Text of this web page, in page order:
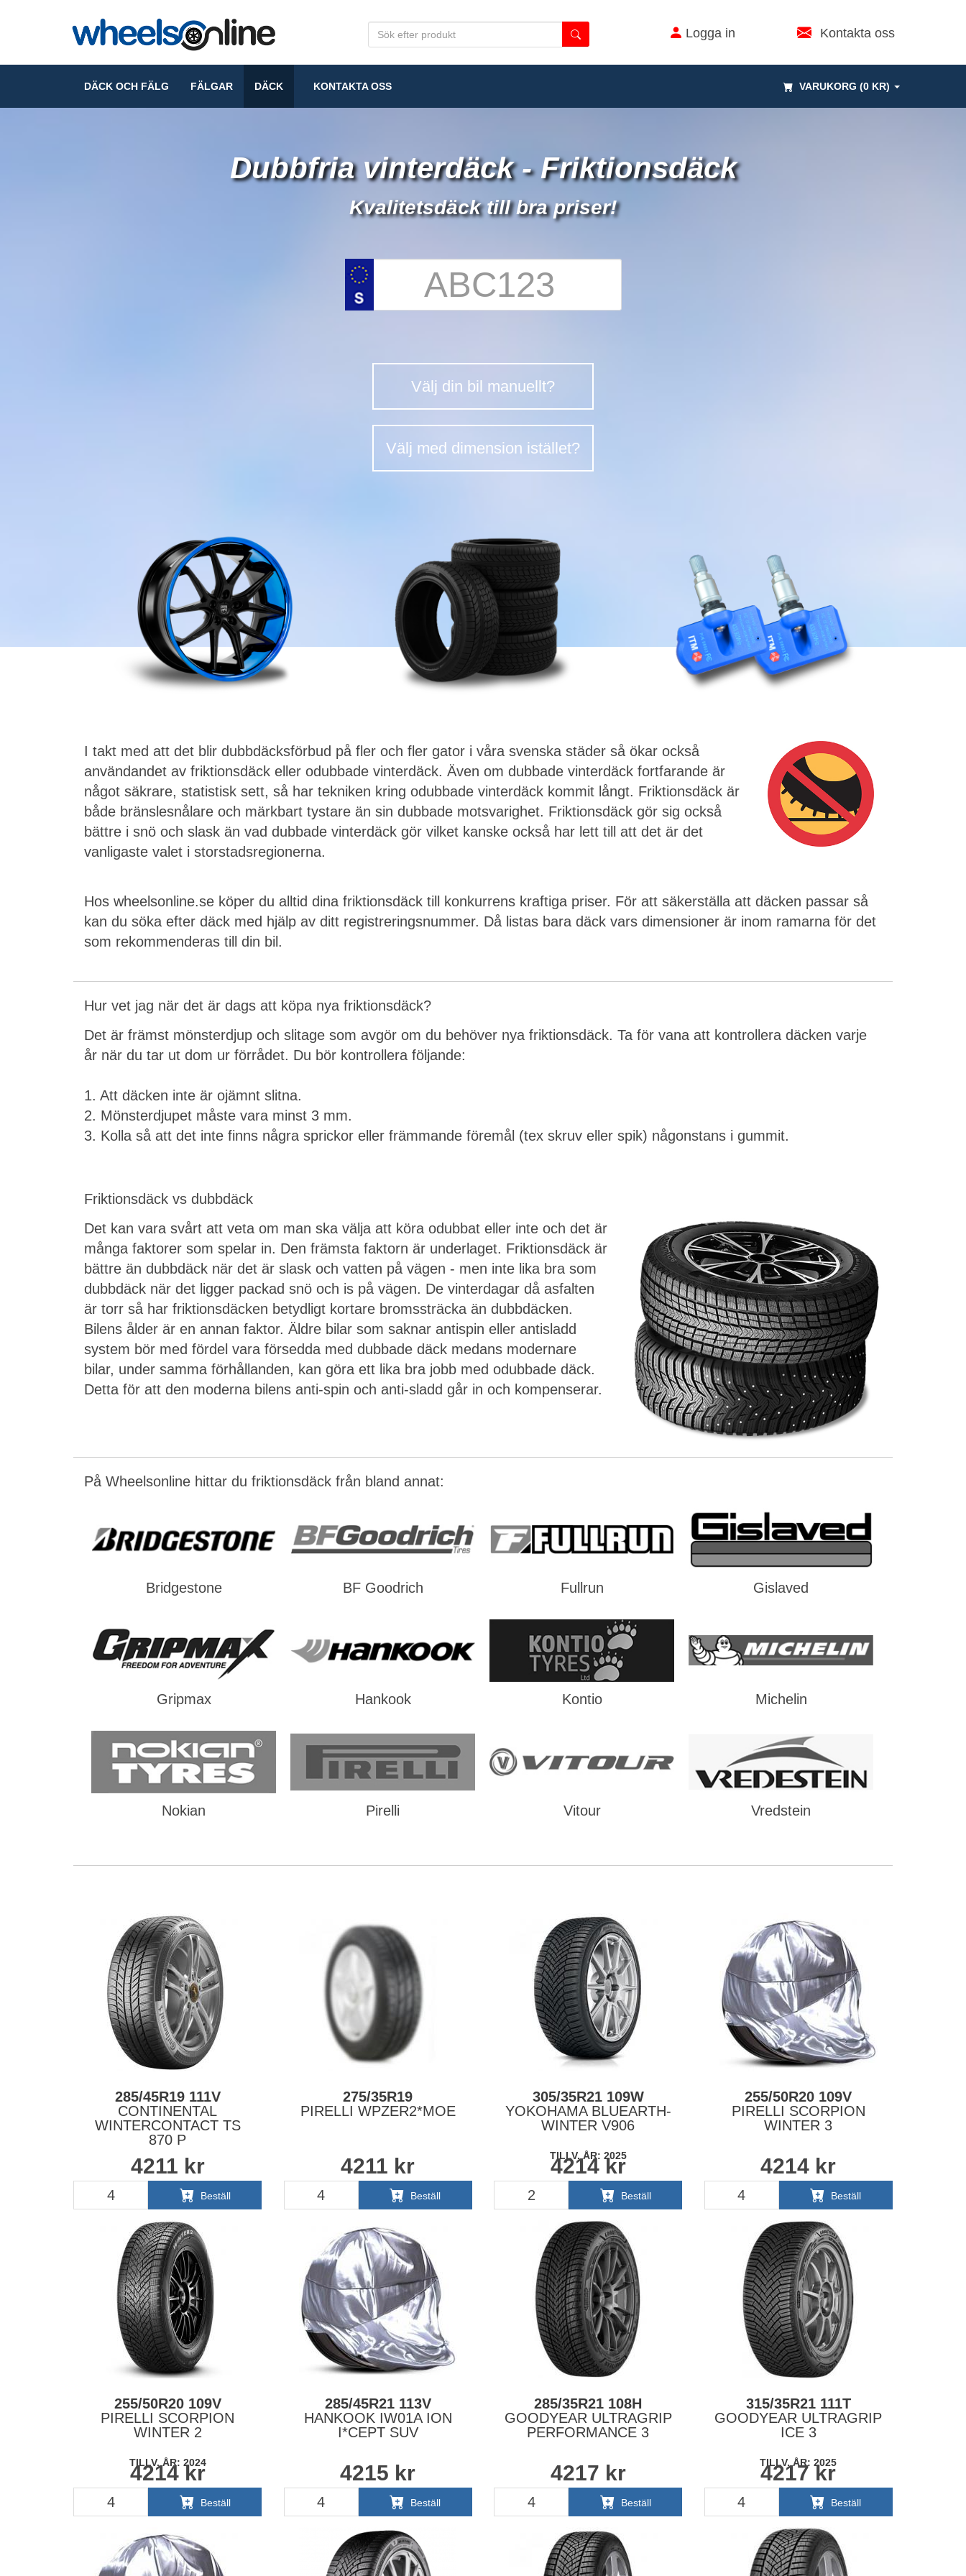
Logga in Kontakta oss
VARUKORG (0 KR)
DÄCK OCH FÄLG FÄLGAR DÄCK KONTAKTA OSS
Dubbfria vinterdäck - Friktionsdäck
Kvalitetsdäck till bra priser!
Välj din bil manuellt?
Välj med dimension istället?
I takt med att det blir dubbdäcksförbud på fler och fler gator i våra svenska städer så ökar också
användandet av friktionsdäck eller odubbade vinterdäck. Även om dubbade vinterdäck fortfarande är
något säkrare, statistisk sett, så har tekniken kring odubbade vinterdäck kommit långt. Friktionsdäck är
både bränslesnålare och märkbart tystare än sin dubbade motsvarighet. Friktionsdäck gör sig också
bättre i snö och slask än vad dubbade vinterdäck gör vilket kanske också har lett till att det är det
vanligaste valet i storstadsregionerna.
Hos wheelsonline.se köper du alltid dina friktionsdäck till konkurrens kraftiga priser. För att säkerställa att däcken passar så
kan du söka efter däck med hjälp av ditt registreringsnummer. Då listas bara däck vars dimensioner är inom ramarna för det
som rekommenderas till din bil.
Hur vet jag när det är dags att köpa nya friktionsdäck?
Det är främst mönsterdjup och slitage som avgör om du behöver nya friktionsdäck. Ta för vana att kontrollera däcken varje
år när du tar ut dom ur förrådet. Du bör kontrollera följande:
1. Att däcken inte är ojämnt slitna.
2. Mönsterdjupet måste vara minst 3 mm.
3. Kolla så att det inte finns några sprickor eller främmande föremål (tex skruv eller spik) någonstans i gummit.
Friktionsdäck vs dubbdäck
Det kan vara svårt att veta om man ska välja att köra odubbat eller inte och det är
många faktorer som spelar in. Den främsta faktorn är underlaget. Friktionsdäck är
bättre än dubbdäck när det är slask och vatten på vägen - men inte lika bra som
dubbdäck när det ligger packad snö och is på vägen. De vinterdagar då asfalten
är torr så har friktionsdäcken betydligt kortare bromssträcka än dubbdäcken.
Bilens ålder är en annan faktor. Äldre bilar som saknar antispin eller antisladd
system bör med fördel vara försedda med dubbade däck medans modernare
bilar, under samma förhållanden, kan göra ett lika bra jobb med odubbade däck.
Detta för att den moderna bilens anti-spin och anti-sladd går in och kompenserar.
På Wheelsonline hittar du friktionsdäck från bland annat:
Bridgestone BF Goodrich Fullrun Gislaved
Gripmax Hankook Kontio Michelin
Nokian Pirelli Vitour Vredstein
285/45R19 111V
CONTINENTAL
WINTERCONTACT TS
870 P
4211 kr
Beställ
275/35R19
PIRELLI WPZER2*MOE
4211 kr
Beställ
305/35R21 109W
YOKOHAMA BLUEARTH-
WINTER V906
TILLV. ÅR: 2025
4214kr
Beställ
255/50R20 109V
PIRELLI SCORPION
WINTER 3
4214 kr
Beställ
255/50R20 109V
PIRELLI SCORPION
WINTER 2
TILLV. ÅR: 2024
4214kr
Beställ
285/45R21 113V
HANKOOK IW01A ION
I*CEPT SUV
4215 kr
Beställ
285/35R21 108H
GOODYEAR ULTRAGRIP
PERFORMANCE 3
4217 kr
Beställ
315/35R21 111T
GOODYEAR ULTRAGRIP
ICE 3
TILLV. ÅR: 2025
4217kr
Beställ